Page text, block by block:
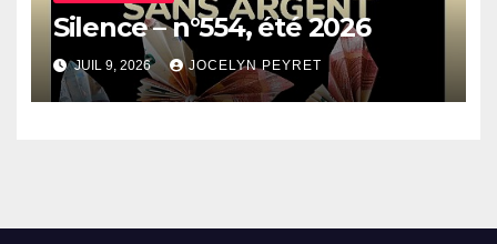
Silence – n°554, été 2026
JUIL 9, 2026 JOCELYN PEYRET